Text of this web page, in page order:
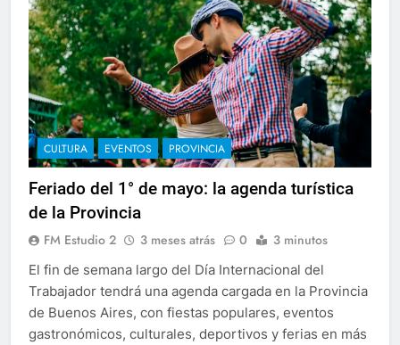
CULTURA EVENTOS PROVINCIA
Feriado del 1° de mayo: la agenda turística
de la Provincia
FM Estudio 2 3 meses atrás 0 3 minutos
El fin de semana largo del Día Internacional del
Trabajador tendrá una agenda cargada en la Provincia
de Buenos Aires, con fiestas populares, eventos
gastronómicos, culturales, deportivos y ferias en más